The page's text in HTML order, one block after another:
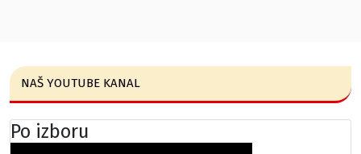
NAŠ YOUTUBE KANAL
Po izboru